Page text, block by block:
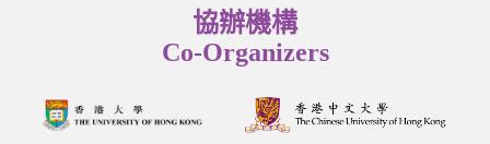
協辦機構
Co-Organizers